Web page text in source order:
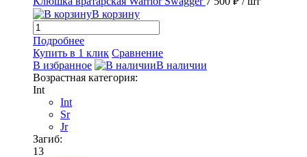
В корзину
Подробнее
Купить в 1 клик Сравнение
В избранное
В наличии
Возрастная категория:
Int
Int
Sr
Jr
Загиб:
13